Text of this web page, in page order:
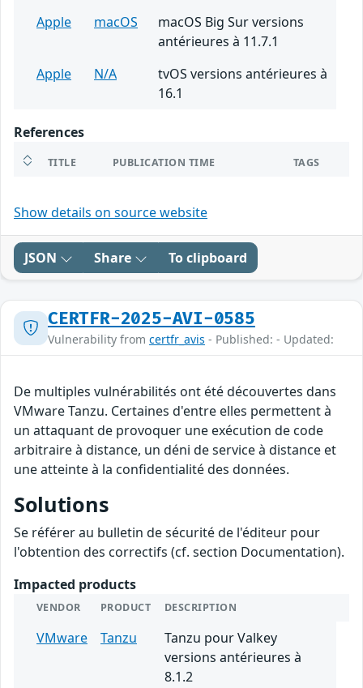
Apple
macOS
macOS Big Sur versions
antérieures à 11.7.1
Apple
N/A
tvOS versions antérieures à
16.1
References
TITLE PUBLICATION TIME TAGS
Show details on source website
JSON Share To clipboard
CERTFR-2025-AVI-0585
Vulnerability from certfr_avis - Published: - Updated:
De multiples vulnérabilités ont été découvertes dans
VMware Tanzu. Certaines d'entre elles permettent à
un attaquant de provoquer une exécution de code
arbitraire à distance, un déni de service à distance et
une atteinte à la confidentialité des données.
Solutions
Se référer au bulletin de sécurité de l'éditeur pour
l'obtention des correctifs (cf. section Documentation).
Impacted products
VENDOR PRODUCT DESCRIPTION
VMware Tanzu
Tanzu pour Valkey
versions antérieures à
8.1.2